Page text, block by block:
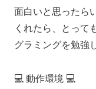
面白いと思ったら
くれたら、とって
グラミングを勉強
💻 動作環境 💻